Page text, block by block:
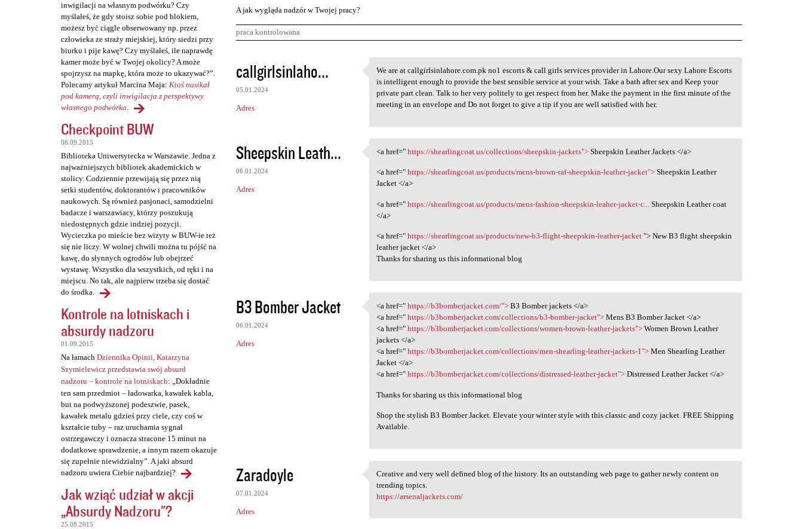
inwigilacji na własnym podwórku? Czy
myślałeś, że gdy stoisz sobie pod blokiem,
możesz być ciągle obserwowany np. przez
człowieka ze straży miejskiej, który siedzi przy
biurku i pije kawę? Czy myślałeś, ile naprawdę
kamer może być w Twojej okolicy? A może
spojrzysz na mapkę, która może to ukazywać?”.
Polecamy artykuł Marcina Maja: Ktoś nasikał
pod kamerą, czyli inwigilacja z perspektywy
własnego podwórka.
Checkpoint BUW
08.09.2015
Biblioteka Uniwersytecka w Warszawie. Jedna z
najważniejszych bibliotek akademickich w
stolicy. Codziennie przewijają się przez nią
setki studentów, doktorantów i pracowników
naukowych. Są również pasjonaci, samodzielni
badacze i warszawiacy, którzy poszukują
niedostępnych gdzie indziej pozycji.
Wycieczka po mieście bez wizyty w BUW-ie też
się nie liczy. W wolnej chwili można tu pójść na
kawę, do słynnych ogrodów lub obejrzeć
wystawę. Wszystko dla wszystkich, od ręki i na
miejscu. No tak, ale najpierw trzeba się dostać
do środka.
Kontrole na lotniskach i
absurdy nadzoru
01.09.2015
Na łamach Dziennika Opinii, Katarzyna
Szymielewicz przedstawia swój absurd
nadzoru – kontrole na lotniskach: „Dokładnie
ten sam przedmiot – ładowarka, kawałek kabla,
but na podwyższonej podeszwie, pasek,
kawałek metalu gdzieś przy ciele, czy coś w
kształcie tuby – raz uruchamia sygnał
ostrzegawczy i oznacza stracone 15 minut na
dodatkowe sprawdzenie, a innym razem okazuje
się zupełnie niewidzialny”. A jaki absurd
nadzoru uwiera Ciebie najbardziej?
Jak wziąć udział w akcji
„Absurdy Nadzoru"?
25.08.2015
A jak wygląda nadzór w Twojej pracy?
praca kontrolowana
K
o
m
e
t
a
r
z
callgirlsinlaho...
05.01.2024
Adres
We are at callgirlsinlahore
We are at callgirlsinlahore.com.pk no1 escorts & call girls services provider in Lahore.Our sexy Lahore Escorts
is intelligent enough to provide the best sensible service at your wish. Take a bath after sex and Keep your
private part clean. Talk to her very politely to get respect from her. Make the payment in the first minute of the
meeting in an envelope and Do not forget to give a tip if you are well satisfied with her.
Sheepskin Leath...
06.01.2024
Adres
<a href=" https:/
<a href="https://shearlingcoat.us/collections/sheepskin-jackets"> Sheepskin Leather Jackets </a>
<a href="https://shearlingcoat.us/products/mens-brown-raf-sheepskin-leather-jacket"> Sheepskin Leather
Jacket </a>
<a href="https://shearlingcoat.us/products/mens-fashion-sheepskin-leaher-jacket-c...
Sheepskin Leather coat
</a>
<a href="https://shearlingcoat.us/products/new-b3-flight-sheepskin-leather-jacket "> New B3 flight sheepskin
leather jacket </a>
Thanks for sharing us this informational blog
B3 Bomber Jacket
06.01.2024
Adres
<a href=" https:/
<a href="https://b3bomberjacket.com/"> B3 Bomber jackets </a>
<a href="https://b3bomberjacket.com/collections/b3-bomber-jacket"> Mens B3 Bomber Jacket </a>
<a href="https://b3bomberjacket.com/collections/women-brown-leather-jackets"> Women Brown Leather
jackets </a>
<a href="https://b3bomberjacket.com/collections/men-shearling-leather-jackets-1"> Men Shearling Leather
Jacket </a>
<a href="https://b3bomberjacket.com/collections/distressed-leather-jacket"> Distressed Leather Jacket </a>
Thanks for sharing us this informational blog
Shop the stylish B3 Bomber Jacket. Elevate your winter style with this classic and cozy jacket. FREE Shipping
Available.
Zaradoyle
07.01.2024
Adres
Creative and very well
Creative and very well defined blog of the history. Its an outstanding web page to gather newly content on
trending topics.
https://arsenaljackets.com/